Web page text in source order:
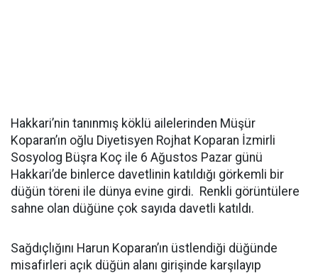
Hakkari’nin tanınmış köklü ailelerinden Müşür
Koparan’ın oğlu Diyetisyen Rojhat Koparan İzmirli
Sosyolog Büşra Koç ile 6 Ağustos Pazar günü
Hakkari’de binlerce davetlinin katıldığı görkemli bir
düğün töreni ile dünya evine girdi. Renkli görüntülere
sahne olan düğüne çok sayıda davetli katıldı.
Sağdıçlığını Harun Koparan’ın üstlendiği düğünde
misafirleri açık düğün alanı girişinde karşılayıp